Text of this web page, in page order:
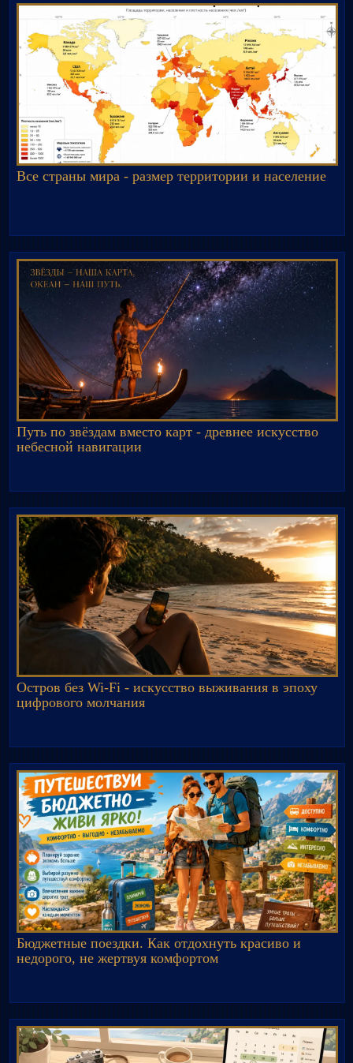
Все страны мира - размер территории и население
Путь по звёздам вместо карт - древнее искусство
небесной навигации
Остров без Wi-Fi - искусство выживания в эпоху
цифрового молчания
Бюджетные поездки. Как отдохнуть красиво и
недорого, не жертвуя комфортом